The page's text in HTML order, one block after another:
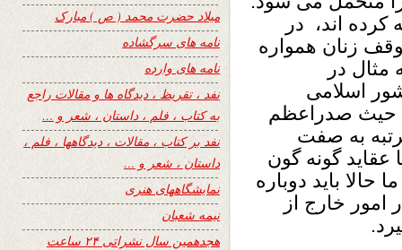
کرده اند، در
زنان همواره
در
اسلامی
حیث صدراعظم
به صفت
گونه گون
حالا باید دوباره
خارج از
میلاد حضرت محمد ( ص ) مبارک
نامه های سرگشاده
نامه های وارده
نفد ، تقریظ ، دیدگاه ها و مقالات راجع
به کتاب ، فلم ، داستان ، شعر و …
نفد بر کتاب ، مقالات ، دیدگاهها ، فلم ،
داستان ، شعر و …
نمایشگاههای هنری
نیمه شعبان
هجدهمین سال نشراتی ۲۴ ساعت